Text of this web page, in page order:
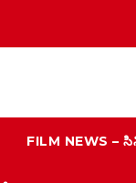
FILM NEWS –